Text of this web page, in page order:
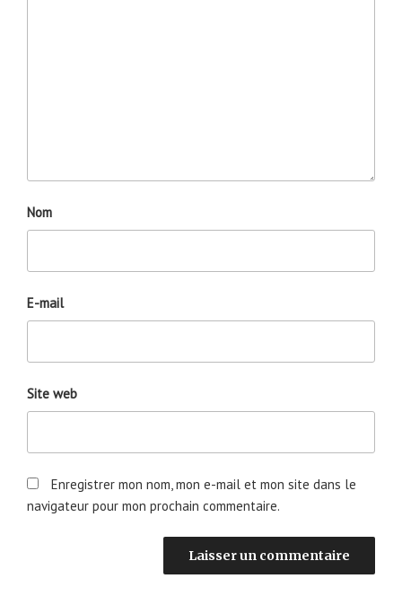
Nom
E-mail
Site web
Enregistrer mon nom, mon e-mail et mon site dans le
navigateur pour mon prochain commentaire.